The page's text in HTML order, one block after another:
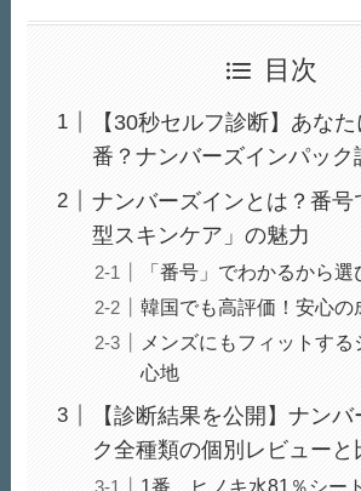
目次
【30秒セルフ診断】あな
番？ナンバーズインパック
ナンバーズインとは？番号
型スキンケア」の魅力
「番号」でわかるから選
韓国でも高評価！安心の
メンズにもフィットす
心地
【診断結果を公開】ナン
ク全種類の個別レビューと
1番 ヒノキ水81％シー